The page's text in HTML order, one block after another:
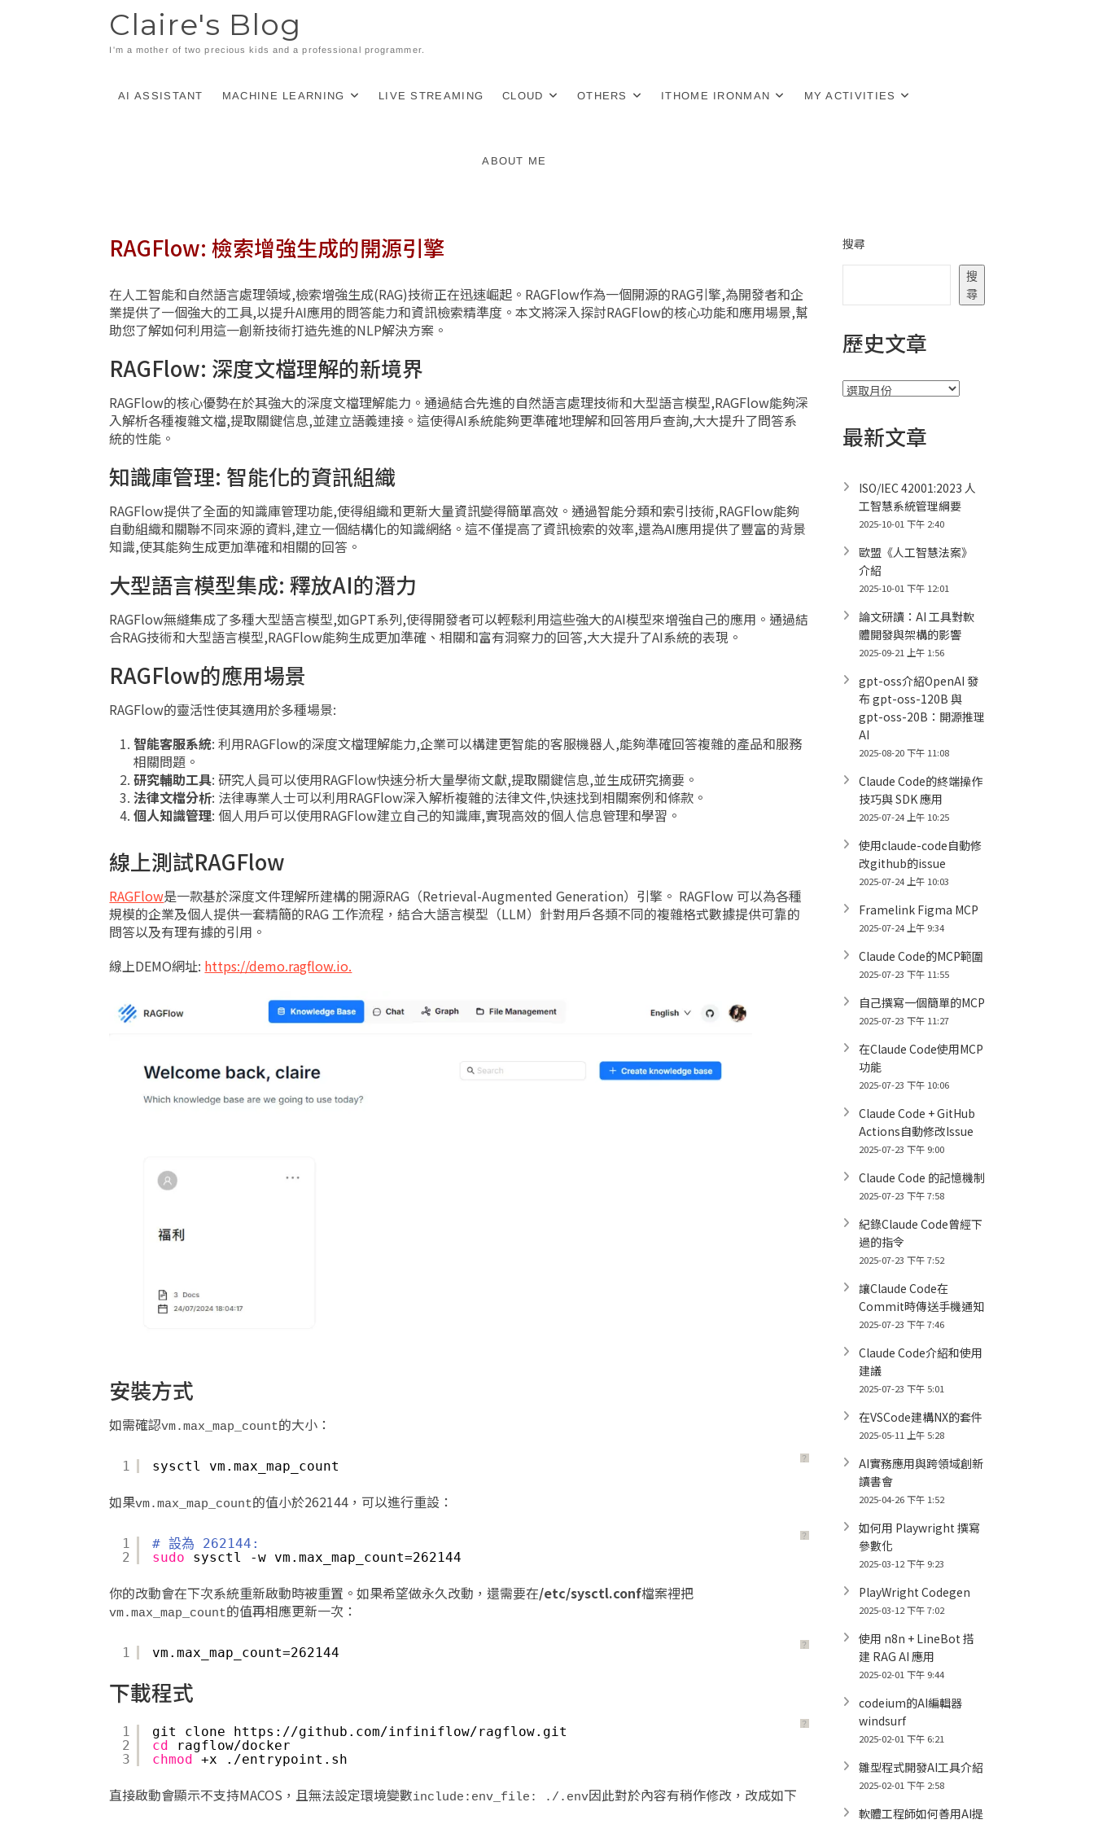
Claire's Blog
I'm a mother of two precious kids and a professional programmer.
AI ASSISTANT MACHINE LEARNING LIVE STREAMING CLOUD OTHERS ITHOME IRONMAN MY ACTIVITIES
ABOUT ME
RAGFlow: 檢索增強生成的開源引擎
在人工智能和自然語言處理領域,檢索增強生成(RAG)技術正在迅速崛起。RAGFlow作為一個開源的RAG引擎,為開發者和企
業提供了一個強大的工具,以提升AI應用的問答能力和資訊檢索精準度。本文將深入探討RAGFlow的核心功能和應用場景,幫
助您了解如何利用這一創新技術打造先進的NLP解決方案。
RAGFlow: 深度文檔理解的新境界
RAGFlow的核心優勢在於其強大的深度文檔理解能力。通過結合先進的自然語言處理技術和大型語言模型,RAGFlow能夠深
入解析各種複雜文檔,提取關鍵信息,並建立語義連接。這使得AI系統能夠更準確地理解和回答用戶查詢,大大提升了問答系
統的性能。
知識庫管理: 智能化的資訊組織
RAGFlow提供了全面的知識庫管理功能,使得組織和更新大量資訊變得簡單高效。通過智能分類和索引技術,RAGFlow能夠
自動組織和關聯不同來源的資料,建立一個結構化的知識網絡。這不僅提高了資訊檢索的效率,還為AI應用提供了豐富的背景
知識,使其能夠生成更加準確和相關的回答。
大型語言模型集成: 釋放AI的潛力
RAGFlow無縫集成了多種大型語言模型,如GPT系列,使得開發者可以輕鬆利用這些強大的AI模型來增強自己的應用。通過結
合RAG技術和大型語言模型,RAGFlow能夠生成更加準確、相關和富有洞察力的回答,大大提升了AI系統的表現。
RAGFlow的應用場景
RAGFlow的靈活性使其適用於多種場景:
智能客服系統: 利用RAGFlow的深度文檔理解能力,企業可以構建更智能的客服機器人,能夠準確回答複雜的產品和服務
相關問題。
研究輔助工具: 研究人員可以使用RAGFlow快速分析大量學術文獻,提取關鍵信息,並生成研究摘要。
法律文檔分析: 法律專業人士可以利用RAGFlow深入解析複雜的法律文件,快速找到相關案例和條款。
個人知識管理: 個人用戶可以使用RAGFlow建立自己的知識庫,實現高效的個人信息管理和學習。
線上測試RAGFlow
RAGFlow是一款基於深度文件理解所建構的開源RAG（Retrieval-Augmented Generation）引擎。 RAGFlow 可以為各種
規模的企業及個人提供一套精簡的RAG 工作流程，結合大語言模型（LLM）針對用戶各類不同的複雜格式數據提供可靠的
問答以及有理有據的引用。
線上DEMO網址: https://demo.ragflow.io.
安裝方式
如需確認vm.max_map_count的大小：
？
1 sysctl vm.max_map_count
如果vm.max_map_count的值小於262144，可以進行重設：
？
1
2
# 設為 262144:
sudo
sysctl -w vm.max_map_count=262144
你的改動會在下次系統重新啟動時被重置。如果希望做永久改動，還需要在/etc/sysctl.conf檔案裡把
vm.max_map_count的值再相應更新一次：
？
1 vm.max_map_count=262144
下載程式
？
1
2
3
git clone https: //github .com/infiniflow/ragflow.git
cd
ragflow/docker
chmod
+x . /entrypoint .sh
直接啟動會顯示不支持MACOS，且無法設定環境變數include:env_file: ./.env因此對於內容有稍作修改，改成如下
搜尋
搜
尋
歷史文章
彙
最新文章
ISO/IEC 42001:2023 人
工智慧系統管理綱要
2025-10-01 下午 2:40
歐盟《人工智慧法案》
介紹
2025-10-01 下午 12:01
論文研讀：AI 工具對軟
體開發與架構的影響
2025-09-21 上午 1:56
gpt-oss介紹OpenAI 發
布 gpt-oss-120B 與
gpt-oss-20B：開源推理
AI
2025-08-20 下午 11:08
Claude Code的終端操作
技巧與 SDK 應用
2025-07-24 上午 10:25
使用claude-code自動修
改github的issue
2025-07-24 上午 10:03
Framelink Figma MCP
2025-07-24 上午 9:34
Claude Code的MCP範圍
2025-07-23 下午 11:55
自己撰寫一個簡單的MCP
2025-07-23 下午 11:27
在Claude Code使用MCP
功能
2025-07-23 下午 10:06
Claude Code + GitHub
Actions自動修改Issue
2025-07-23 下午 9:00
Claude Code 的記憶機制
2025-07-23 下午 7:58
紀錄Claude Code曾經下
過的指令
2025-07-23 下午 7:52
讓Claude Code在
Commit時傳送手機通知
2025-07-23 下午 7:46
Claude Code介紹和使用
建議
2025-07-23 下午 5:01
在VSCode建構NX的套件
2025-05-11 上午 5:28
AI實務應用與跨領域創新
讀書會
2025-04-26 下午 1:52
如何用 Playwright 撰寫
參數化
2025-03-12 下午 9:23
PlayWright Codegen
2025-03-12 下午 7:02
使用 n8n + LineBot 搭
建 RAG AI 應用
2025-02-01 下午 9:44
codeium的AI編輯器
windsurf
2025-02-01 下午 6:21
雛型程式開發AI工具介紹
2025-02-01 下午 2:58
軟體工程師如何善用AI提